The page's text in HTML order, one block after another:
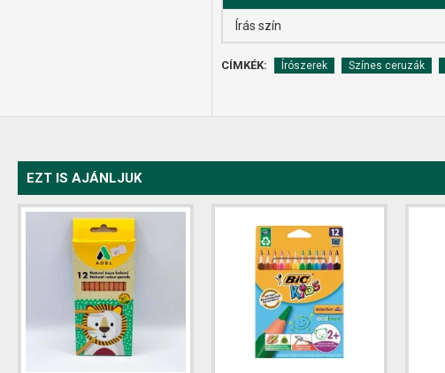
Írás szín
CÍMKÉK: Írószerek Színes ceruzák
EZT IS AJÁNLJUK